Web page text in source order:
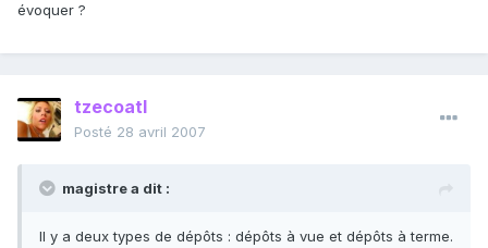
évoquer ?
tzecoatl
Posté 28 avril 2007
magistre a dit :
Il y a deux types de dépôts : dépôts à vue et dépôts à terme.